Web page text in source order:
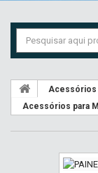
Acessórios
Acessórios para